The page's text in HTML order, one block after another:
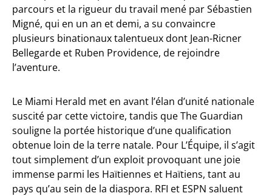
parcours et la rigueur du travail mené par Sébastien
Migné, qui en un an et demi, a su convaincre
plusieurs binationaux talentueux dont Jean-Ricner
Bellegarde et Ruben Providence, de rejoindre
l’aventure.
Le Miami Herald met en avant l’élan d’unité nationale
suscité par cette victoire, tandis que The Guardian
souligne la portée historique d’une qualification
obtenue loin de la terre natale. Pour L’Équipe, il s’agit
tout simplement d’un exploit provoquant une joie
immense parmi les Haïtiennes et Haïtiens, tant au
pays qu’au sein de la diaspora. RFI et ESPN saluent